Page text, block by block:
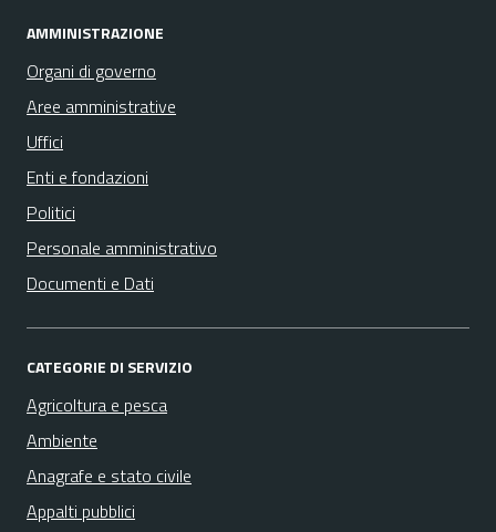
AMMINISTRAZIONE
Organi di governo
Aree amministrative
Uffici
Enti e fondazioni
Politici
Personale amministrativo
Documenti e Dati
CATEGORIE DI SERVIZIO
Agricoltura e pesca
Ambiente
Anagrafe e stato civile
Appalti pubblici